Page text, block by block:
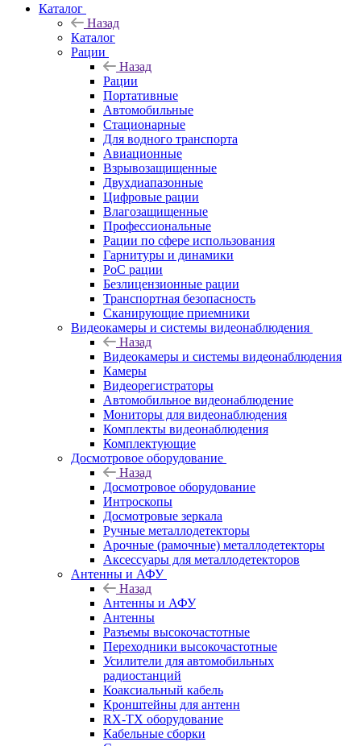
Каталог
Назад
Каталог
Рации
Назад
Рации
Портативные
Автомобильные
Стационарные
Для водного транспорта
Авиационные
Взрывозащищенные
Двухдиапазонные
Цифровые рации
Влагозащищенные
Профессиональные
Рации по сфере использования
Гарнитуры и динамики
PoC рации
Безлицензионные рации
Транспортная безопасность
Сканирующие приемники
Видеокамеры и системы видеонаблюдения
Назад
Видеокамеры и системы видеонаблюдения
Камеры
Видеорегистраторы
Автомобильное видеонаблюдение
Мониторы для видеонаблюдения
Комплекты видеонаблюдения
Комплектующие
Досмотровое оборудование
Назад
Досмотровое оборудование
Интроскопы
Досмотровые зеркала
Ручные металлодетекторы
Арочные (рамочные) металлодетекторы
Аксессуары для металлодетекторов
Антенны и АФУ
Назад
Антенны и АФУ
Антенны
Разъемы высокочастотные
Переходники высокочастотные
Усилители для автомобильных
радиостанций
Коаксиальный кабель
Кронштейны для антенн
RX-TX оборудование
Кабельные сборки